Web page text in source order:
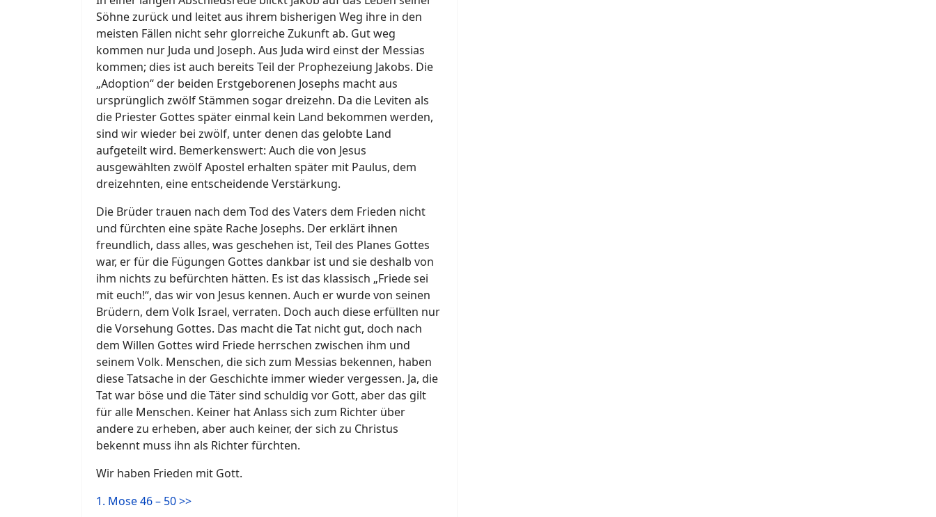
Söhne zurück und leitet aus ihrem bisherigen Weg ihre in den
meisten Fällen nicht sehr glorreiche Zukunft ab. Gut weg
kommen nur Juda und Joseph. Aus Juda wird einst der Messias
kommen; dies ist auch bereits Teil der Prophezeiung Jakobs. Die
„Adoption“ der beiden Erstgeborenen Josephs macht aus
ursprünglich zwölf Stämmen sogar dreizehn. Da die Leviten als
die Priester Gottes später einmal kein Land bekommen werden,
sind wir wieder bei zwölf, unter denen das gelobte Land
aufgeteilt wird. Bemerkenswert: Auch die von Jesus
ausgewählten zwölf Apostel erhalten später mit Paulus, dem
dreizehnten, eine entscheidende Verstärkung.
Die Brüder trauen nach dem Tod des Vaters dem Frieden nicht
und fürchten eine späte Rache Josephs. Der erklärt ihnen
freundlich, dass alles, was geschehen ist, Teil des Planes Gottes
war, er für die Fügungen Gottes dankbar ist und sie deshalb von
ihm nichts zu befürchten hätten. Es ist das klassisch „Friede sei
mit euch!“, das wir von Jesus kennen. Auch er wurde von seinen
Brüdern, dem Volk Israel, verraten. Doch auch diese erfüllten nur
die Vorsehung Gottes. Das macht die Tat nicht gut, doch nach
dem Willen Gottes wird Friede herrschen zwischen ihm und
seinem Volk. Menschen, die sich zum Messias bekennen, haben
diese Tatsache in der Geschichte immer wieder vergessen. Ja, die
Tat war böse und die Täter sind schuldig vor Gott, aber das gilt
für alle Menschen. Keiner hat Anlass sich zum Richter über
andere zu erheben, aber auch keiner, der sich zu Christus
bekennt muss ihn als Richter fürchten.
Wir haben Frieden mit Gott.
1. Mose 46 – 50 >>